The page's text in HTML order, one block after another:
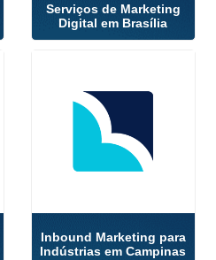
Serviços de Marketing
Digital em Brasília
Inbound Marketing para
Indústrias em Campinas